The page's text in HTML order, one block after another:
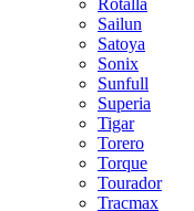
Rotalla
Sailun
Satoya
Sonix
Sunfull
Superia
Tigar
Torero
Torque
Tourador
Tracmax